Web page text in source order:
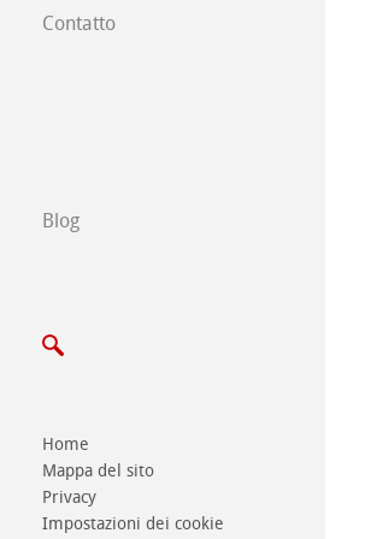
Contatto
Blog
Home
Mappa del sito
Privacy
Impostazioni dei cookie